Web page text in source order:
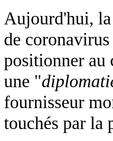
Aujourd'hui, la
de
positionner au
une "
fournisseur
touchés par la